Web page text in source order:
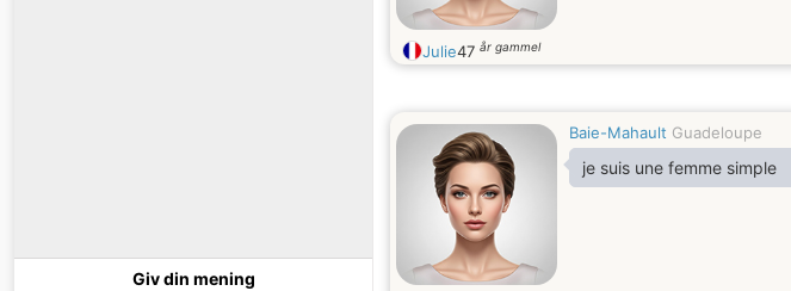
Giv din mening
Julie47 år gammel
Baie-Mahault Guadeloupe
je suis une femme simple